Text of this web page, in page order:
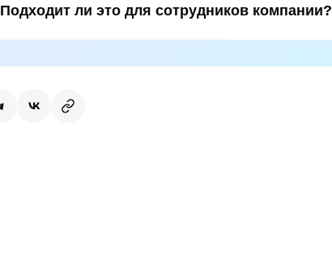
Подходит ли это для сотрудников компании?